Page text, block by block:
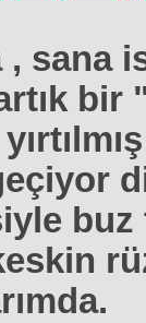
, sana
bir
buz